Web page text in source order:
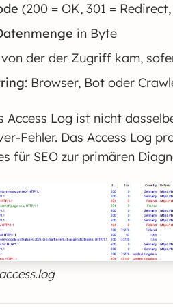
(200 = OK, 301 =
in Byte
von der der Zugriff kam,
: Browser, Bot oder
Access Log ist nicht
Fehler. Das Access Log
für SEO zur primären